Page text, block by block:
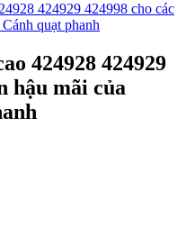
424928 424929
hậu mãi của